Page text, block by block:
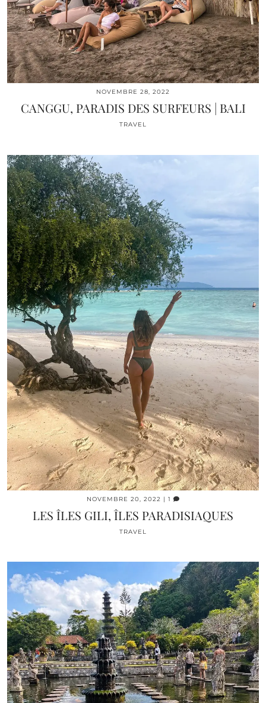
NOVEMBRE 28, 2022
CANGGU, PARADIS DES SURFEURS | BALI
TRAVEL
NOVEMBRE 20, 2022 | 1
LES ÎLES GILI, ÎLES PARADISIAQUES
TRAVEL